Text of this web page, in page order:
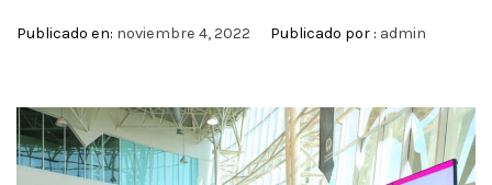
Publicado en: noviembre 4, 2022 Publicado por : admin